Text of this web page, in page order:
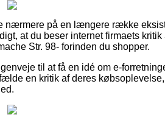
nærmere på en længere række
at du beser internet firmaets kritik
Str. 98- forinden du shopper.
til at få en idé om e-
en kritik af deres